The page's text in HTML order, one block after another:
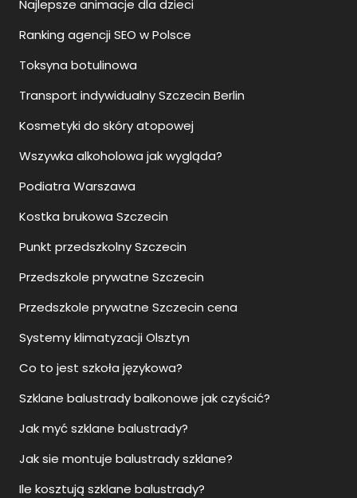
Najlepsze animacje dla dzieci
Ranking agencji SEO w Polsce
Toksyna botulinowa
Transport indywidualny Szczecin Berlin
Kosmetyki do skóry atopowej
Wszywka alkoholowa jak wygląda?
Podiatra Warszawa
Kostka brukowa Szczecin
Punkt przedszkolny Szczecin
Przedszkole prywatne Szczecin
Przedszkole prywatne Szczecin cena
Systemy klimatyzacji Olsztyn
Co to jest szkoła językowa?
Szklane balustrady balkonowe jak czyścić?
Jak myć szklane balustrady?
Jak sie montuje balustrady szklane?
Ile kosztują szklane balustrady?